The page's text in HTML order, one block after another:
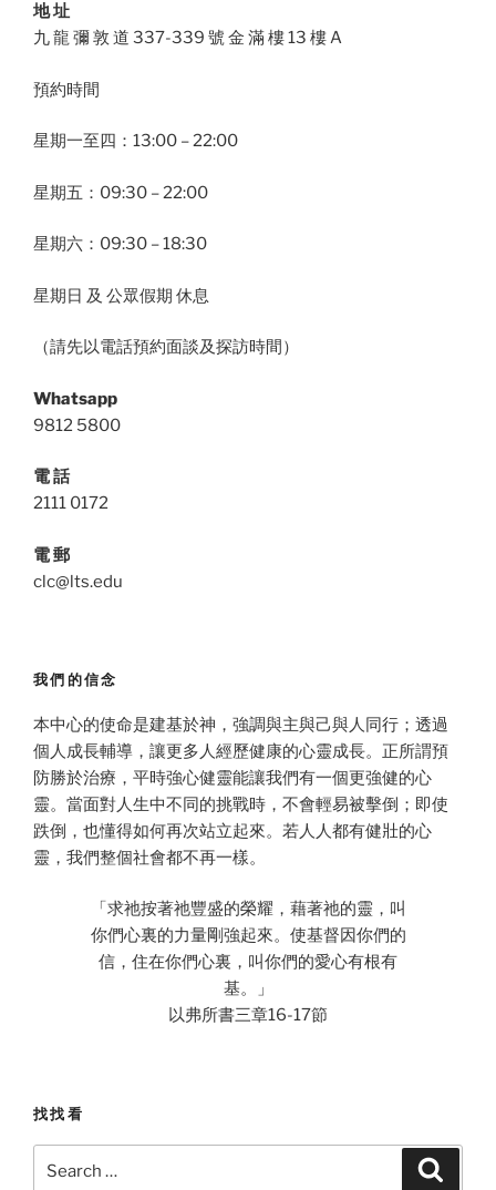
地 址
九 龍 彌 敦 道 337-339 號 金 滿 樓 13 樓 A
預約時間
星期一至四：13:00 – 22:00
星期五：09:30 – 22:00
星期六：09:30 – 18:30
星期日 及 公眾假期 休息
（請先以電話預約面談及探訪時間）
Whatsapp
9812 5800
電 話
2111 0172
電 郵
clc@lts.edu
我們的信念
本中心的使命是建基於神，強調與主與己與人同行；透過
個人成長輔導，讓更多人經歷健康的心靈成長。正所謂預
防勝於治療，平時強心健靈能讓我們有一個更強健的心
靈。當面對人生中不同的挑戰時，不會輕易被擊倒；即使
跌倒，也懂得如何再次站立起來。若人人都有健壯的心
靈，我們整個社會都不再一樣。
「求祂按著祂豐盛的榮耀，藉著祂的靈，叫
你們心裏的力量剛強起來。使基督因你們的
信，住在你們心裏，叫你們的愛心有根有
基。」
以弗所書三章16-17節
找找看